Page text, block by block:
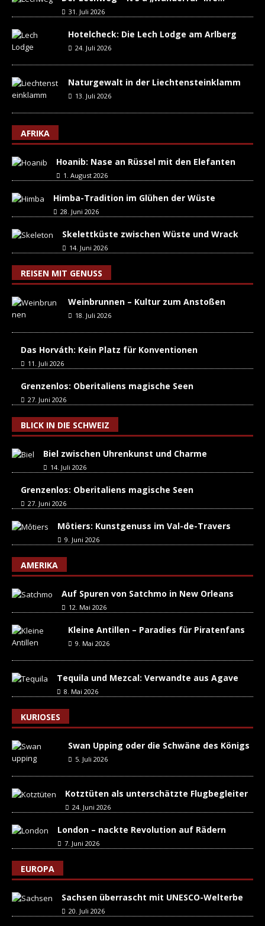
31. Juli 2026
Hotelcheck: Die Lech Lodge am Arlberg
24. Juli 2026
Naturgewalt in der Liechtensteinklamm
13. Juli 2026
AFRIKA
Hoanib: Nase an Rüssel mit den Elefanten
1. August 2026
Himba-Tradition im Glühen der Wüste
28. Juni 2026
Skelettküste zwischen Wüste und Wrack
14. Juni 2026
REISEN MIT GENUSS
Weinbrunnen – Kultur zum Anstoßen
18. Juli 2026
Das Horváth: Kein Platz für Konventionen
11. Juli 2026
Grenzenlos: Oberitaliens magische Seen
27. Juni 2026
BLICK IN DIE SCHWEIZ
Biel zwischen Uhrenkunst und Charme
14. Juli 2026
Grenzenlos: Oberitaliens magische Seen
27. Juni 2026
Môtiers: Kunstgenuss im Val-de-Travers
9. Juni 2026
AMERIKA
Auf Spuren von Satchmo in New Orleans
12. Mai 2026
Kleine Antillen – Paradies für Piratenfans
9. Mai 2026
Tequila und Mezcal: Verwandte aus Agave
8. Mai 2026
KURIOSES
Swan Upping oder die Schwäne des Königs
5. Juli 2026
Kotztüten als unterschätzte Flugbegleiter
24. Juni 2026
London – nackte Revolution auf Rädern
7. Juni 2026
EUROPA
Sachsen überrascht mit UNESCO-Welterbe
20. Juli 2026